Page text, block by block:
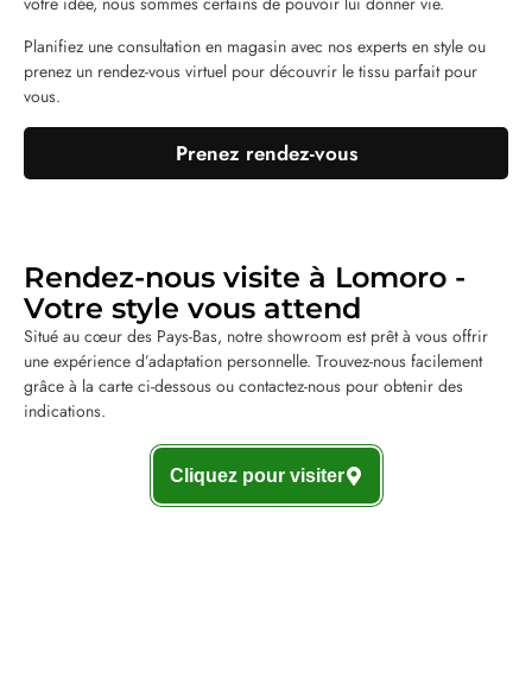
Planifiez une consultation en magasin avec nos experts en style ou
prenez un rendez-vous virtuel pour découvrir le tissu parfait pour
vous.
Prenez rendez-vous
Rendez-nous visite à Lomoro -
Votre style vous attend
Situé au cœur des Pays-Bas, notre showroom est prêt à vous offrir
une expérience d’adaptation personnelle. Trouvez-nous facilement
grâce à la carte ci-dessous ou contactez-nous pour obtenir des
indications.
Cliquez pour visiter